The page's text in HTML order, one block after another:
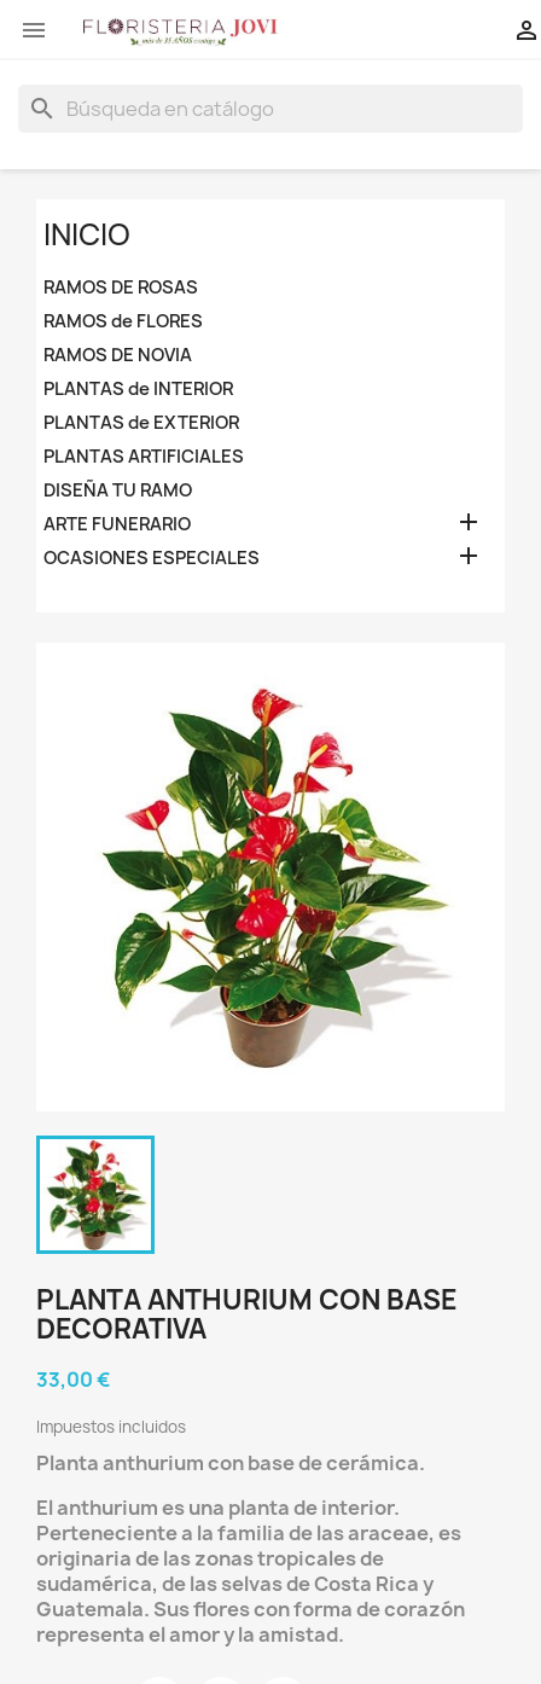
 
search
INICIO
RAMOS DE ROSAS
RAMOS de FLORES
RAMOS DE NOVIA
PLANTAS de INTERIOR
PLANTAS de EXTERIOR
PLANTAS ARTIFICIALES
DISEÑA TU RAMO
ARTE FUNERARIO

OCASIONES ESPECIALES 
PLANTA ANTHURIUM CON BASE
DECORATIVA
33,00 €
Impuestos incluidos
Planta anthurium con base de cerámica.
El anthurium es una planta de interior.
Perteneciente a la familia de las araceae, es
originaria de las zonas tropicales de
sudamérica, de las selvas de Costa Rica y
Guatemala. Sus flores con forma de corazón
representa el amor y la amistad.